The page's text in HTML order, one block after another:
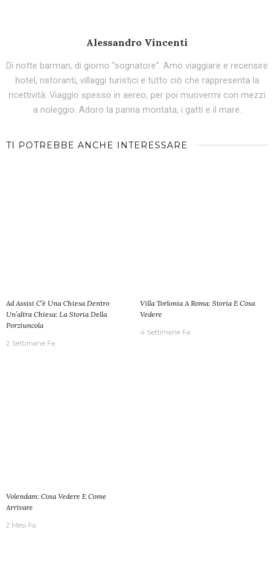
Alessandro Vincenti
Di notte barman, di giorno "sognatore". Amo viaggiare e recensire
hotel, ristoranti, villaggi turistici e tutto ciò che rappresenta la
ricettività. Viaggio spesso in aereo, per poi muovermi con mezzi
a noleggio. Adoro la panna montata, i gatti e il mare.
TI POTREBBE ANCHE INTERESSARE
Ad Assisi C’è Una Chiesa Dentro
Un’altra Chiesa: La Storia Della
Porziuncola
2 Settimane Fa
Villa Torlonia A Roma: Storia E Cosa
Vedere
4 Settimane Fa
Volendam: Cosa Vedere E Come
Arrivare
2 Mesi Fa